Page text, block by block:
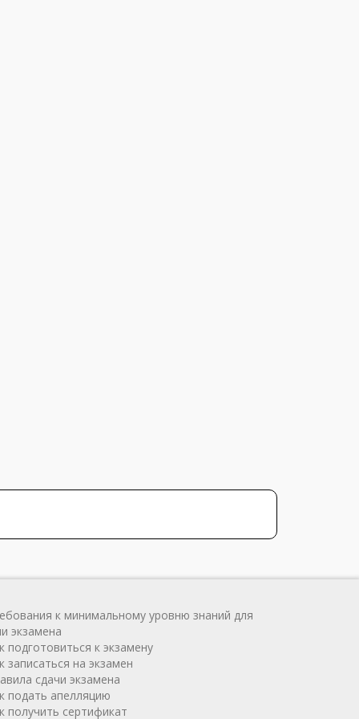
к минимальному уровню знаний для
экзамена
подготовиться к экзамену
записаться на экзамен
сдачи экзамена
подать апелляцию
получить сертификат